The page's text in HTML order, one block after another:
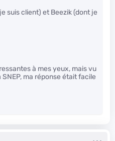
suis client) et Beezik (dont je
à mes yeux, mais vu
ma réponse était facile